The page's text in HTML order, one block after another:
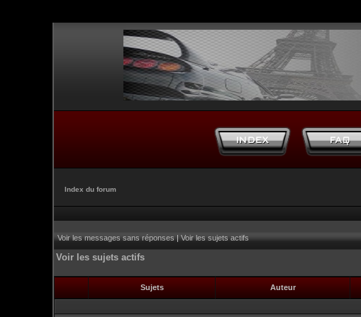
Index du forum
Voir les messages sans réponses|Voir les sujets actifs
Voir les sujets actifs
Sujets Auteur